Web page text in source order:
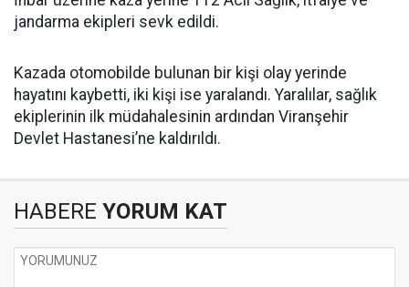
jandarma ekipleri sevk edildi.
Kazada otomobilde bulunan bir kişi olay yerinde
hayatını kaybetti, iki kişi ise yaralandı. Yaralılar, sağlık
ekiplerinin ilk müdahalesinin ardından Viranşehir
Devlet Hastanesi’ne kaldırıldı.
HABERE YORUM KAT